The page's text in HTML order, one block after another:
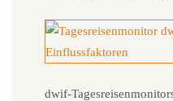
dwif-